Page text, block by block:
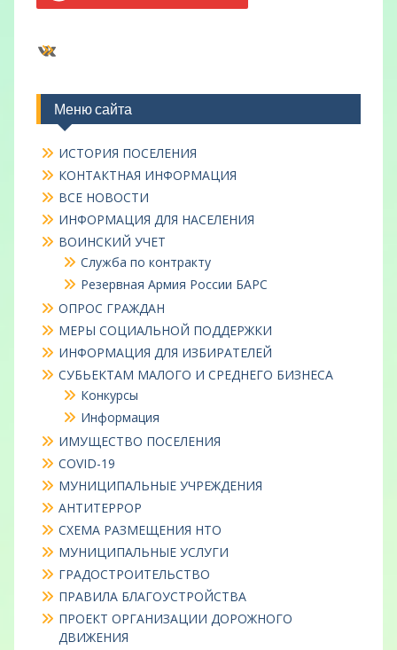
ВКонтакте
Меню сайта
ИСТОРИЯ ПОСЕЛЕНИЯ
КОНТАКТНАЯ ИНФОРМАЦИЯ
ВСЕ НОВОСТИ
ИНФОРМАЦИЯ ДЛЯ НАСЕЛЕНИЯ
ВОИНСКИЙ УЧЕТ
Служба по контракту
Резервная Армия России БАРС
ОПРОС ГРАЖДАН
МЕРЫ СОЦИАЛЬНОЙ ПОДДЕРЖКИ
ИНФОРМАЦИЯ ДЛЯ ИЗБИРАТЕЛЕЙ
СУБЬЕКТАМ МАЛОГО И СРЕДНЕГО БИЗНЕСА
Конкурсы
Информация
ИМУЩЕСТВО ПОСЕЛЕНИЯ
COVID-19
МУНИЦИПАЛЬНЫЕ УЧРЕЖДЕНИЯ
АНТИТЕРРОР
СХЕМА РАЗМЕЩЕНИЯ НТО
МУНИЦИПАЛЬНЫЕ УСЛУГИ
ГРАДОСТРОИТЕЛЬСТВО
ПРАВИЛА БЛАГОУСТРОЙСТВА
ПРОЕКТ ОРГАНИЗАЦИИ ДОРОЖНОГО
ДВИЖЕНИЯ